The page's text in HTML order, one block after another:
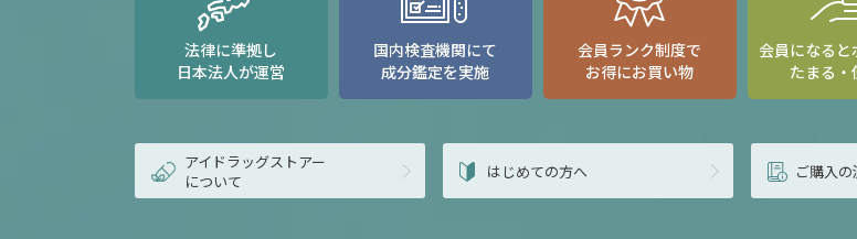
法律に準拠し
日本法人が運営
国内検査機関にて
成分鑑定を実施
会員ランク制度で
お得にお買い物
会員になると
たまる・
アイドラッグストアー
について
はじめての方へ ご購入